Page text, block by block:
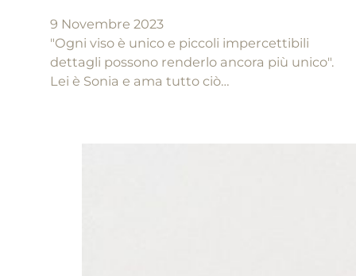
9 Novembre 2023
"Ogni viso è unico e piccoli impercettibili
dettagli possono renderlo ancora più unico".
Lei è Sonia e ama tutto ciò…